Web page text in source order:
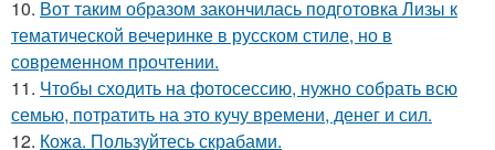
10. Вот таким образом закончилась подготовка Лизы к
тематической вечеринке в русском стиле, но в
современном прочтении.
11. Чтобы сходить на фотосессию, нужно собрать всю
семью, потратить на это кучу времени, денег и сил.
12. Кожа. Пользуйтесь скрабами.